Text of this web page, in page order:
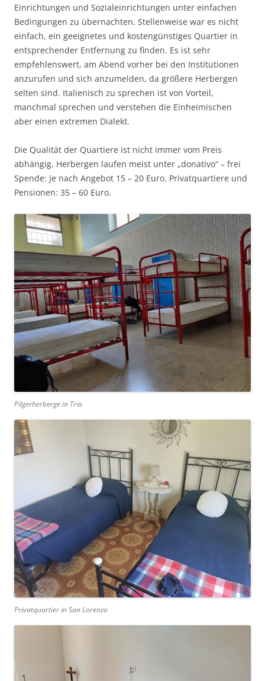
Einrichtungen und Sozialeinrichtungen unter einfachen
Bedingungen zu übernachten. Stellenweise war es nicht
einfach, ein geeignetes und kostengünstiges Quartier in
entsprechender Entfernung zu finden. Es ist sehr
empfehlenswert, am Abend vorher bei den Institutionen
anzurufen und sich anzumelden, da größere Herbergen
selten sind. Italienisch zu sprechen ist von Vorteil,
manchmal sprechen und verstehen die Einheimischen
aber einen extremen Dialekt.
Die Qualität der Quartiere ist nicht immer vom Preis
abhängig. Herbergen laufen meist unter „donativo“ – frei
Spende: je nach Angebot 15 – 20 Euro. Privatquartiere und
Pensionen: 35 – 60 Euro.
Pilgerherberge in Tria
Privatquartier in San Lorenzo